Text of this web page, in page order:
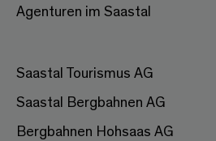
Agenturen im Saastal
Saastal Tourismus AG
Saastal Bergbahnen AG
Bergbahnen Hohsaas AG